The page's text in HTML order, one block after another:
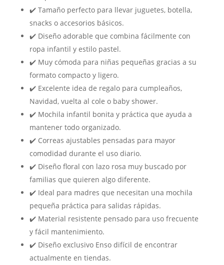
✔️ Tamaño perfecto para llevar juguetes, botella,
snacks o accesorios básicos.
✔️ Diseño adorable que combina fácilmente con
ropa infantil y estilo pastel.
✔️ Muy cómoda para niñas pequeñas gracias a su
formato compacto y ligero.
✔️ Excelente idea de regalo para cumpleaños,
Navidad, vuelta al cole o baby shower.
✔️ Mochila infantil bonita y práctica que ayuda a
mantener todo organizado.
✔️ Correas ajustables pensadas para mayor
comodidad durante el uso diario.
✔️ Diseño floral con lazo rosa muy buscado por
familias que quieren algo diferente.
✔️ Ideal para madres que necesitan una mochila
pequeña práctica para salidas rápidas.
✔️ Material resistente pensado para uso frecuente
y fácil mantenimiento.
✔️ Diseño exclusivo Enso difícil de encontrar
actualmente en tiendas.